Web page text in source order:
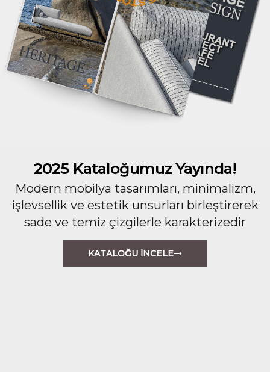
2025 Kataloğumuz Yayında!
Modern mobilya tasarımları, minimalizm,
işlevsellik ve estetik unsurları birleştirerek
sade ve temiz çizgilerle karakterizedir
KATALOĞU İNCELE